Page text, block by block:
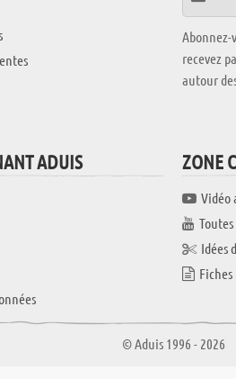
recevez
autour
ADUIS ZONE
Vidéo
Idées
© Aduis 1996 - 2026